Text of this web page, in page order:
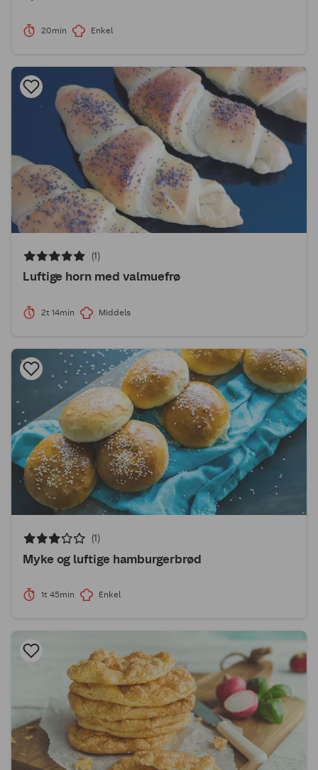
20min Enkel
(1)
Luftige horn med valmuefrø
2t 14min Middels
(1)
Myke og luftige hamburgerbrød
1t 45min Enkel